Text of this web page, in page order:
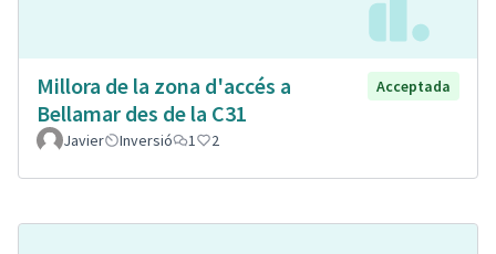
Millora de la zona d'accés a
Bellamar des de la C31
Acceptada
Javier Inversió 1 2